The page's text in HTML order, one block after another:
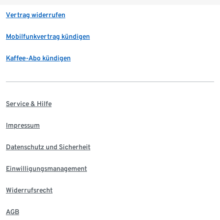
Vertrag widerrufen
Mobilfunkvertrag kündigen
Kaffee-Abo kündigen
Service & Hilfe
Impressum
Datenschutz und Sicherheit
Einwilligungsmanagement
Widerrufsrecht
AGB